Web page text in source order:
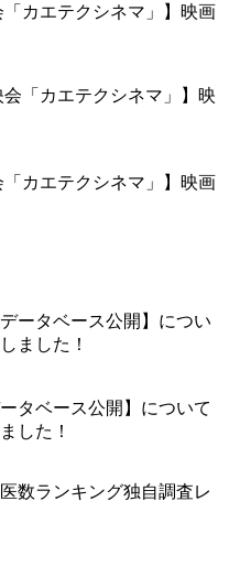
「カエテクシネマ」】映画
「カエテクシネマ」】映画
タベース公開】について
した！